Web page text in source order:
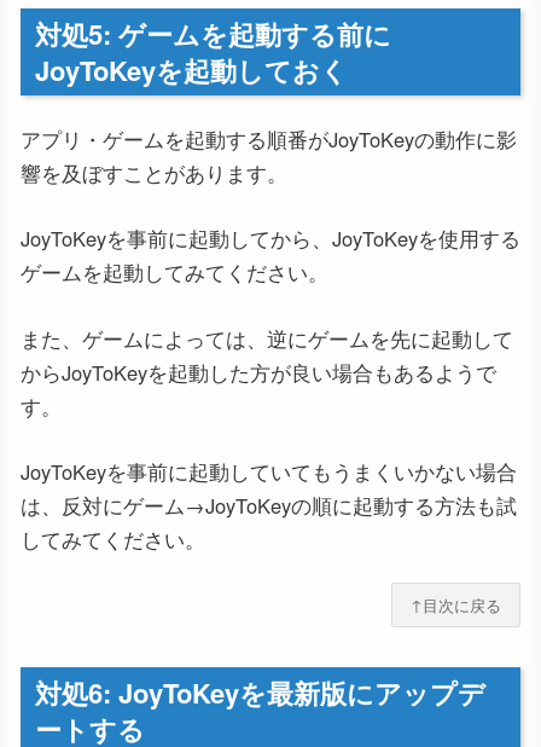
対処5: ゲームを起動する前に
JoyToKeyを起動しておく
アプリ・ゲームを起動する順番がJoyToKeyの動作に影
響を及ぼすことがあります。
JoyToKeyを事前に起動してから、JoyToKeyを使用する
ゲームを起動してみてください。
また、ゲームによっては、逆にゲームを先に起動して
からJoyToKeyを起動した方が良い場合もあるようで
す。
JoyToKeyを事前に起動していてもうまくいかない場合
は、反対にゲーム→JoyToKeyの順に起動する方法も試
してみてください。
↑目次に戻る
対処6: JoyToKeyを最新版にアップデ
ートする